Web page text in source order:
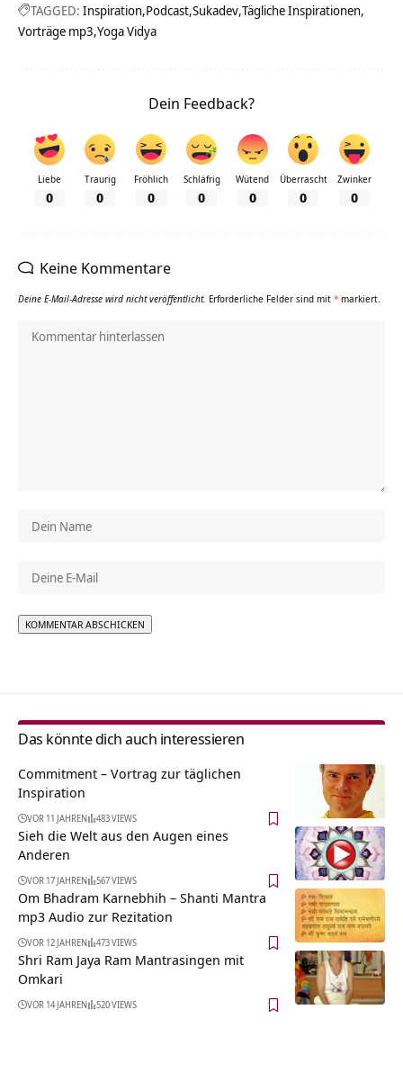
TAGGED: Inspiration Podcast Sukadev Tägliche Inspirationen
Vorträge mp3 Yoga Vidya
Dein Feedback?
Liebe
0
Traurig
0
Fröhlich
0
Schläfrig
0
Wütend
0
Überrascht
0
Zwinker
0
Keine Kommentare
Deine E-Mail-Adresse wird nicht veröffentlicht. Erforderliche Felder sind mit * markiert.
Das könnte dich auch interessieren
Commitment – Vortrag zur täglichen
Inspiration
VOR 11 JAHREN 483 VIEWS
Sieh die Welt aus den Augen eines
Anderen
VOR 17 JAHREN 567 VIEWS
Om Bhadram Karnebhih – Shanti Mantra
mp3 Audio zur Rezitation
VOR 12 JAHREN 473 VIEWS
Shri Ram Jaya Ram Mantrasingen mit
Omkari
VOR 14 JAHREN 520 VIEWS